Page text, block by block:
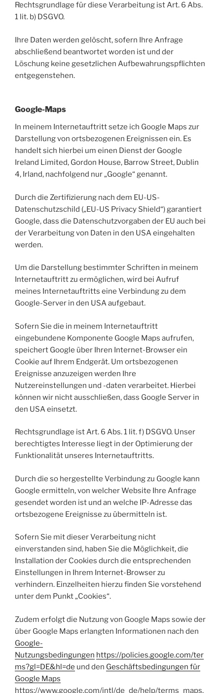
Rechtsgrundlage für diese Verarbeitung ist Art. 6 Abs.
1 lit. b) DSGVO.
Ihre Daten werden gelöscht, sofern Ihre Anfrage
abschließend beantwortet worden ist und der
Löschung keine gesetzlichen Aufbewahrungspflichten
entgegenstehen.
Google-Maps
In meinem Internetauftritt setze ich Google Maps zur
Darstellung von ortsbezogenen Ereignissen ein. Es
handelt sich hierbei um einen Dienst der Google
Ireland Limited, Gordon House, Barrow Street, Dublin
4, Irland, nachfolgend nur „Google“ genannt.
Durch die Zertifizierung nach dem EU-US-
Datenschutzschild („EU-US Privacy Shield“) garantiert
Google, dass die Datenschutzvorgaben der EU auch bei
der Verarbeitung von Daten in den USA eingehalten
werden.
Um die Darstellung bestimmter Schriften in meinem
Internetauftritt zu ermöglichen, wird bei Aufruf
meines Internetauftritts eine Verbindung zu dem
Google-Server in den USA aufgebaut.
Sofern Sie die in meinem Internetauftritt
eingebundene Komponente Google Maps aufrufen,
speichert Google über Ihren Internet-Browser ein
Cookie auf Ihrem Endgerät. Um ortsbezogenen
Ereignisse anzuzeigen werden Ihre
Nutzereinstellungen und -daten verarbeitet. Hierbei
können wir nicht ausschließen, dass Google Server in
den USA einsetzt.
Rechtsgrundlage ist Art. 6 Abs. 1 lit. f) DSGVO. Unser
berechtigtes Interesse liegt in der Optimierung der
Funktionalität unseres Internetauftritts.
Durch die so hergestellte Verbindung zu Google kann
Google ermitteln, von welcher Website Ihre Anfrage
gesendet worden ist und an welche IP-Adresse das
ortsbezogene Ereignisse zu übermitteln ist.
Sofern Sie mit dieser Verarbeitung nicht
einverstanden sind, haben Sie die Möglichkeit, die
Installation der Cookies durch die entsprechenden
Einstellungen in Ihrem Internet-Browser zu
verhindern. Einzelheiten hierzu finden Sie vorstehend
unter dem Punkt „Cookies“.
Zudem erfolgt die Nutzung von Google Maps sowie der
über Google Maps erlangten Informationen nach den
Google-
Nutzungsbedingungen https://policies.google.com/ter
ms?gl=DE&hl=de und den Geschäftsbedingungen für
Google Maps
https://www.google.com/intl/de_de/help/terms_maps.